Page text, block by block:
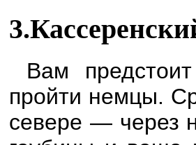
Вам
пройти немцы.
севере — через